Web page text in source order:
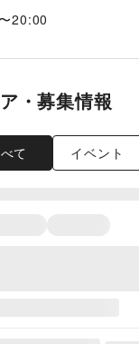
〜20:00
・募集情報
て イベント